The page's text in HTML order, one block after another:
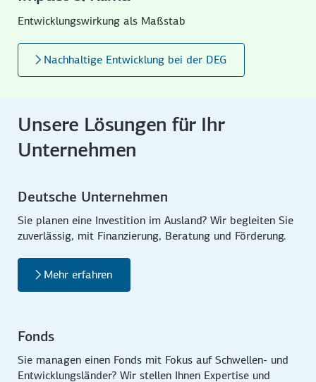
Entwicklungswirkung als Maßstab
Nachhaltige Entwicklung bei der DEG
Unsere Lösungen für Ihr
Unternehmen
Deutsche Unternehmen
Sie planen eine Investition im Ausland? Wir begleiten Sie
zuverlässig, mit Finanzierung, Beratung und Förderung.
Mehr erfahren
Fonds
Sie managen einen Fonds mit Fokus auf Schwellen- und
Entwicklungsländer? Wir stellen Ihnen Expertise und